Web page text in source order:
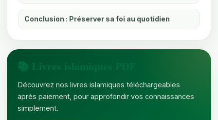
Conclusion : Préserver sa foi au quotidien
📚 Livres islamiques PDF
Découvrez nos livres islamiques téléchargeables
après paiement, pour approfondir vos connaissances
simplement.